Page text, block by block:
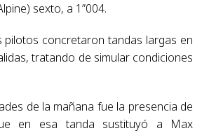
sexto, a 1”004.
pilotos concretaron tandas largas en
tratando de simular condiciones
de la mañana fue la presencia de
en esa tanda sustituyó a Max